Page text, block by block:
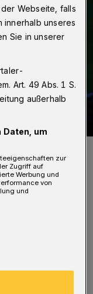
war es
vor die
Webseite, falls
innerhalb unseres
Sie in unserer
Art. 49 Abs. 1 S.
außerhalb
Daten, um
zur
Zugriff auf
Werbung und
von
und